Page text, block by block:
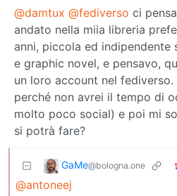
@damtux @fediverso ci
andato nella miia libreria
anni, piccola ed
e graphic novel, e pensavo,
un loro account nel fediverso.
perché non avrei il tempo di
molto poco social) e poi mi
si potrà fare?
GaMe@bologna.one
@antoneej